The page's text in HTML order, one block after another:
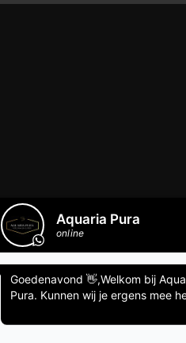
cookies om uw
gemaakte